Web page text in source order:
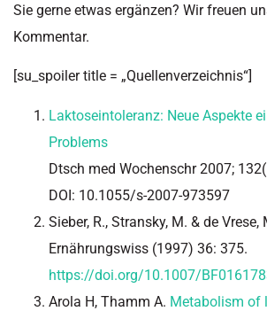
Sie gerne etwas ergänzen? Wir freuen
Kommentar.
[su_spoiler title = „Quellenverzeichnis“]
Laktoseintoleranz: Neue Aspekte
Problems
Dtsch med Wochenschr 2007;
DOI: 10.1055/s-2007-973597
Sieber, R., Stransky, M. & de Vrese,
Ernährungswiss (1997) 36: 375.
https://doi.org/10.1007/
Arola H, Thamm A. Metabolism of